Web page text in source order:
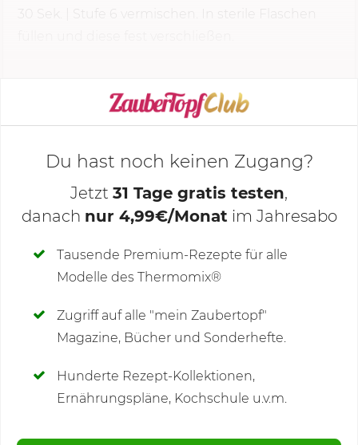
KOCHMODUS STARTEN
Deine Notizen
Du hast noch keinen Zugang?
Jetzt 31 Tage gratis testen,
danach nur 4,99€/Monat im Jahresabo
Tausende Premium-Rezepte für alle
Modelle des Thermomix®
Zugriff auf alle "mein Zaubertopf"
Magazine, Bücher und Sonderhefte.
Hunderte Rezept-Kollektionen,
Ernährungspläne, Kochschule u.v.m.
Kommentare(4)